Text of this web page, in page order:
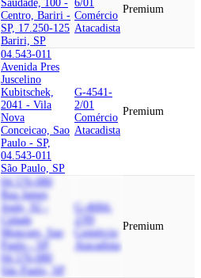
Saudade, 100 -
Centro, Bariri -
SP, 17.250-125
Bariri, SP
6/01
Comércio
Atacadista
Premium
04.543-011
Avenida Pres
Juscelino
Kubitschek,
2041 - Vila
Nova
Conceicao, Sao
Paulo - SP,
04.543-011
São Paulo, SP
G-4541-
2/01
Comércio
Atacadista
Premium
04.576-080
Rua James
Joule, 92 -
Cidade
Moncoes, Sao
Paulo - SP,
04.576-080
São Paulo, SP
G-4684-
Comércio
Atacadista
Premium